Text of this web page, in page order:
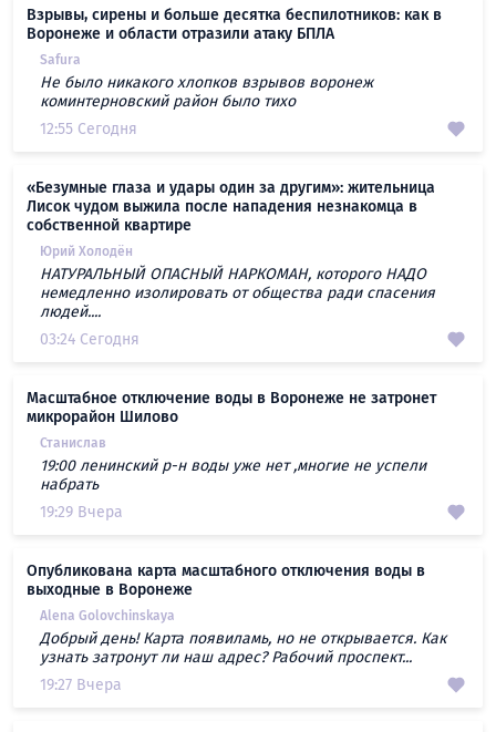
Взрывы, сирены и больше десятка беспилотников: как в
Воронеже и области отразили атаку БПЛА
Safura
Не было никакого хлопков взрывов воронеж
коминтерновский район было тихо
12:55 Сегодня
«Безумные глаза и удары один за другим»: жительница
Лисок чудом выжила после нападения незнакомца в
собственной квартире
Юрий Холодён
НАТУРАЛЬНЫЙ ОПАСНЫЙ НАРКОМАН, которого НАДО
немедленно изолировать от общества ради спасения
людей....
03:24 Сегодня
Масштабное отключение воды в Воронеже не затронет
микрорайон Шилово
Станислав
19:00 ленинский р-н воды уже нет ,многие не успели
набрать
19:29 Вчера
Опубликована карта масштабного отключения воды в
выходные в Воронеже
Alena Golovchinskaya
Добрый день! Карта появиламь, но не открывается. Как
узнать затронут ли наш адрес? Рабочий проспект...
19:27 Вчера